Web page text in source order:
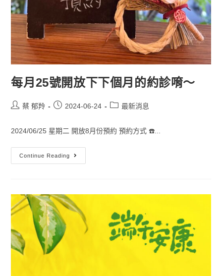
每月25號開放下下個月的約診唷～
蔡 郁羚 2024-06-24 最新消息
2024/06/25 星期二 開放8月份預約 預約方式 ☎️...
Continue Reading